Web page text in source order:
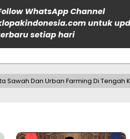
WhatsApp Channel
untuk
setiap hari
Sawah Dan Urban Farming Di Tengah